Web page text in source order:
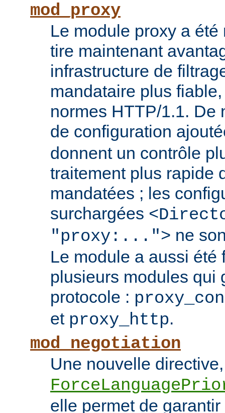
mod_proxy
Le module proxy a été
tire maintenant
infrastructure de
mandataire plus
normes HTTP/1.1. De
de configuration
donnent un contrôle
traitement plus rapide
mandatées ; les
surchargées
"proxy:..."> ne
Le module a aussi été
plusieurs modules qui
protocole :
et proxy_http.
mod_negotiation
Une nouvelle directive,
elle permet de